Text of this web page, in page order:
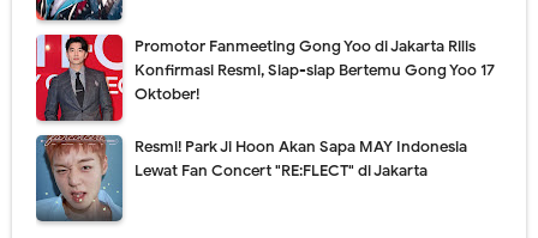
Promotor Fanmeeting Gong Yoo di Jakarta Rilis
Konfirmasi Resmi, Siap-siap Bertemu Gong Yoo 17
Oktober!
Resmi! Park Ji Hoon Akan Sapa MAY Indonesia
Lewat Fan Concert "RE:FLECT" di Jakarta